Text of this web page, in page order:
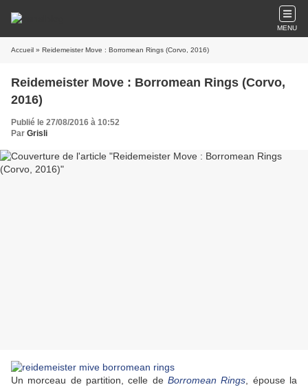
MENU
Accueil » Reidemeister Move : Borromean Rings (Corvo, 2016)
Reidemeister Move : Borromean Rings (Corvo,
2016)
Publié le 27/08/2016 à 10:52
Par Grisli
Un morceau de partition, celle de Borromean Rings , épouse la